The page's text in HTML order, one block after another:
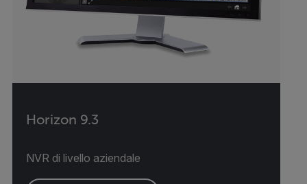
Horizon 9.3
NVR di livello aziendale